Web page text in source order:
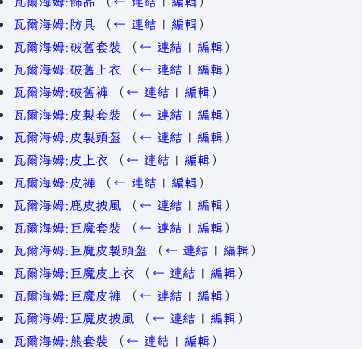
瓦爾海姆:防具
（ ← 連結 | 編輯）
瓦爾海姆:破舊套裝
（ ← 連結 | 編輯）
瓦爾海姆:破舊上衣
（ ← 連結 | 編輯）
瓦爾海姆:破舊褲
（ ← 連結 | 編輯）
瓦爾海姆:皮製套裝
（ ← 連結 | 編輯）
瓦爾海姆:皮製頭盔
（ ← 連結 | 編輯）
瓦爾海姆:皮上衣
（ ← 連結 | 編輯）
瓦爾海姆:皮褲
（ ← 連結 | 編輯）
瓦爾海姆:鹿皮披風
（ ← 連結 | 編輯）
瓦爾海姆:巨魔套裝
（ ← 連結 | 編輯）
瓦爾海姆:巨魔皮製頭盔
（ ← 連結 | 編輯）
瓦爾海姆:巨魔皮上衣
（ ← 連結 | 編輯）
瓦爾海姆:巨魔皮褲
（ ← 連結 | 編輯）
瓦爾海姆:巨魔皮披風
（ ← 連結 | 編輯）
瓦爾海姆:熊套裝
（ ← 連結 | 編輯）